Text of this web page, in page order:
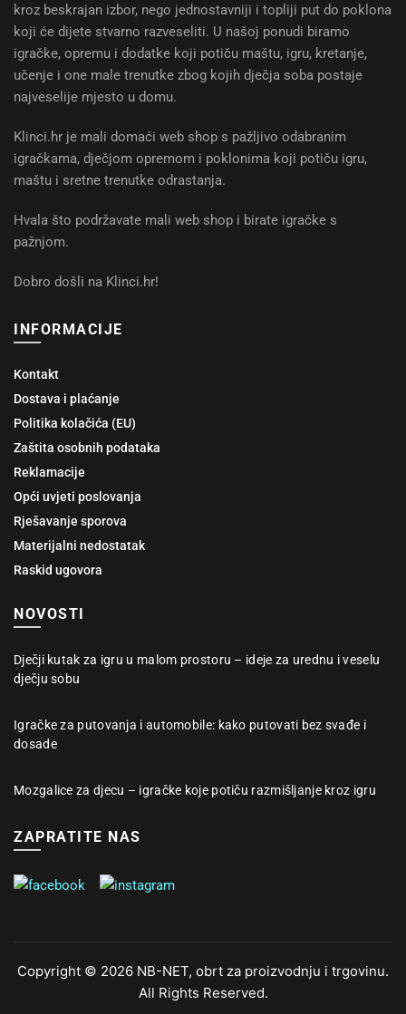
kroz beskrajan izbor, nego jednostavniji i topliji put do poklona
koji će dijete stvarno razveseliti. U našoj ponudi biramo
igračke, opremu i dodatke koji potiču maštu, igru, kretanje,
učenje i one male trenutke zbog kojih dječja soba postaje
najveselije mjesto u domu.
Klinci.hr je mali domaći web shop s pažljivo odabranim
igračkama, dječjom opremom i poklonima koji potiču igru,
maštu i sretne trenutke odrastanja.
Hvala što podržavate mali web shop i birate igračke s
pažnjom.
Dobro došli na Klinci.hr!
INFORMACIJE
Kontakt
Dostava i plaćanje
Politika kolačića (EU)
Zaštita osobnih podataka
Reklamacije
Opći uvjeti poslovanja
Rješavanje sporova
Materijalni nedostatak
Raskid ugovora
NOVOSTI
Dječji kutak za igru u malom prostoru – ideje za urednu i veselu
dječju sobu
Igračke za putovanja i automobile: kako putovati bez svađe i
dosade
Mozgalice za djecu – igračke koje potiču razmišljanje kroz igru
ZAPRATITE NAS
Copyright © 2026 NB-NET, obrt za proizvodnju i trgovinu.
All Rights Reserved.